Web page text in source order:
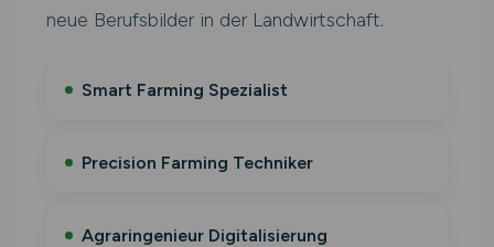
neue Berufsbilder in der Landwirtschaft.
Smart Farming Spezialist
Precision Farming Techniker
Agraringenieur Digitalisierung